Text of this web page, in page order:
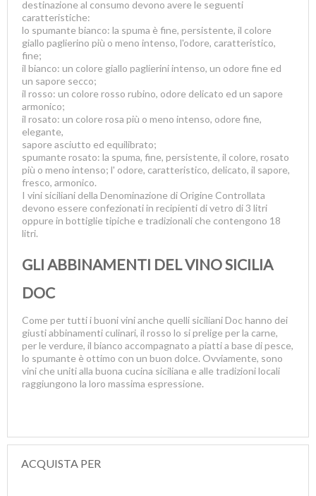
destinazione al consumo devono avere le seguenti
caratteristiche:
lo spumante bianco: la spuma è fine, persistente, il colore
giallo paglierino più o meno intenso, l'odore, caratteristico,
fine;
il bianco: un colore giallo paglierini intenso, un odore fine ed
un sapore secco;
il rosso: un colore rosso rubino, odore delicato ed un sapore
armonico;
il rosato: un colore rosa più o meno intenso, odore fine,
elegante,
sapore asciutto ed equilibrato;
spumante rosato: la spuma, fine, persistente, il colore, rosato
più o meno intenso; l' odore, caratteristico, delicato, il sapore,
fresco, armonico.
I vini siciliani della Denominazione di Origine Controllata
devono essere confezionati in recipienti di vetro di 3 litri
oppure in bottiglie tipiche e tradizionali che contengono 18
litri.
GLI ABBINAMENTI DEL VINO SICILIA
DOC
Come per tutti i buoni vini anche quelli siciliani Doc hanno dei
giusti abbinamenti culinari, il rosso lo si prelige per la carne,
per le verdure, il bianco accompagnato a piatti a base di pesce,
lo spumante è ottimo con un buon dolce. Ovviamente, sono
vini che uniti alla buona cucina siciliana e alle tradizioni locali
raggiungono la loro massima espressione.
ACQUISTA PER